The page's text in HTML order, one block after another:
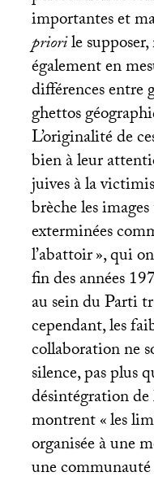
importantes et
priorile supposer,
également en
différences entre
ghettos
L’originalité de
bien à leur
juives à la
brèche les
exterminées
l’abattoir», qui
fin des années
au sein du Parti
cependant, les
collaboration ne
silence, pas plus
désintégration de
montrent «les
organisée à une
une communauté